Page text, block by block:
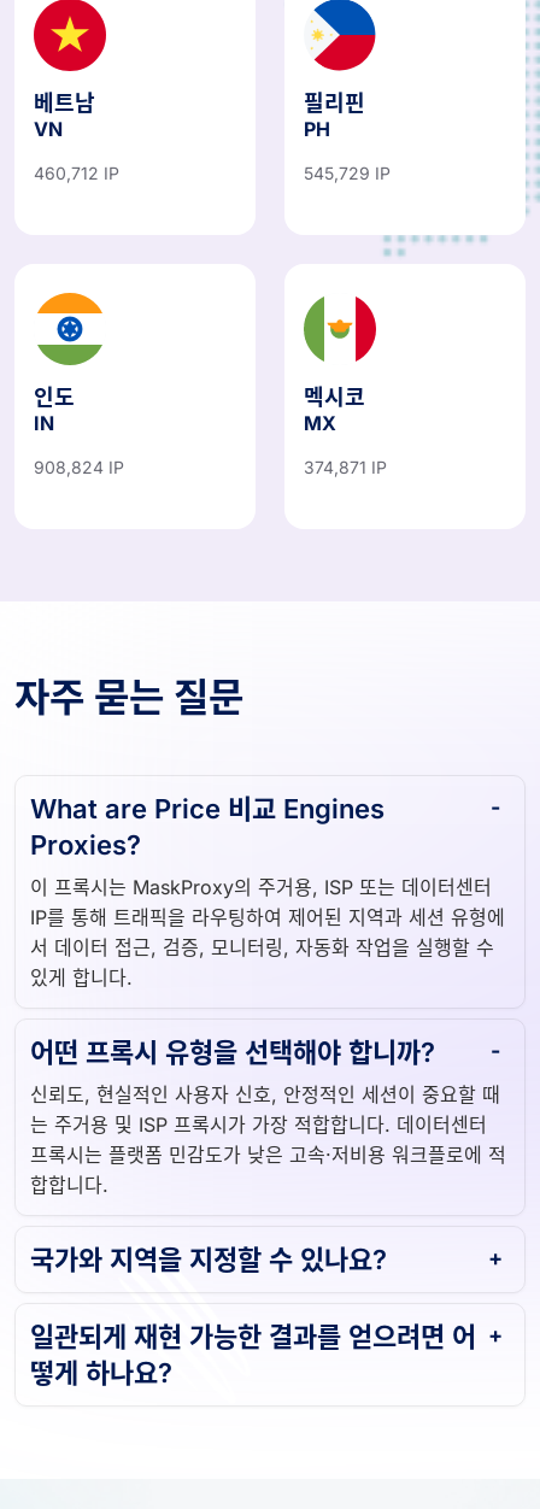
베트남
VN
460,712 IP
필리핀
PH
545,729 IP
인도
IN
908,824 IP
멕시코
MX
374,871 IP
자주 묻는 질문
What are Price 비교 Engines
Proxies?
이 프록시는 MaskProxy의 주거용, ISP 또는 데이터센터
IP를 통해 트래픽을 라우팅하여 제어된 지역과 세션 유형에
서 데이터 접근, 검증, 모니터링, 자동화 작업을 실행할 수
있게 합니다.
어떤 프록시 유형을 선택해야 합니까?
신뢰도, 현실적인 사용자 신호, 안정적인 세션이 중요할 때
는 주거용 및 ISP 프록시가 가장 적합합니다. 데이터센터
프록시는 플랫폼 민감도가 낮은 고속·저비용 워크플로에 적
합합니다.
국가와 지역을 지정할 수 있나요?
일관되게 재현 가능한 결과를 얻으려면 어
떻게 하나요?